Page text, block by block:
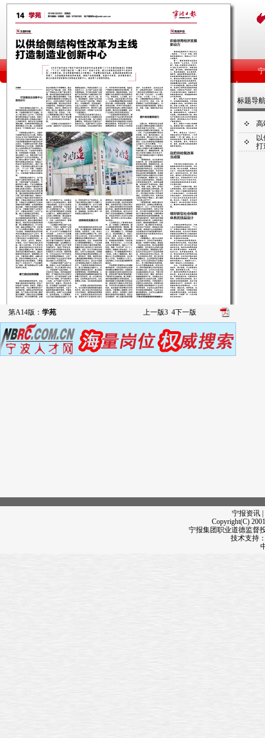
第A14版： 学苑 上一版3 4下一版
标题导航
高
打
宁报资讯
Copyright(C)
宁报集团职业道德监督
技术支持